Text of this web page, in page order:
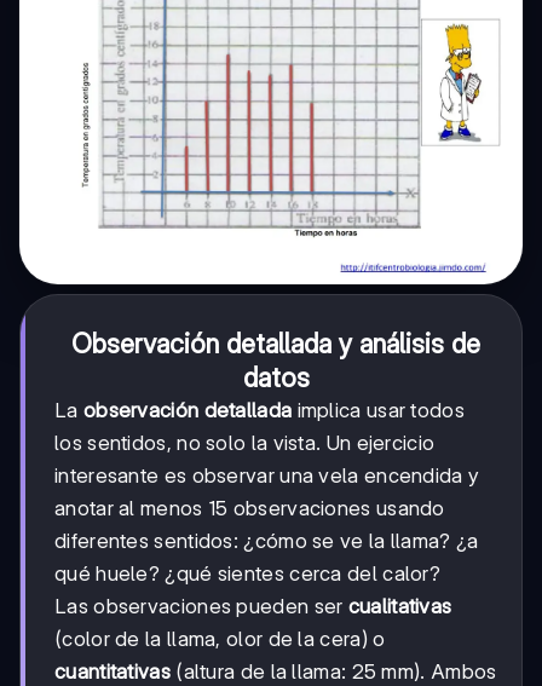
Observación detallada y análisis de
datos
La observación detallada implica usar todos
los sentidos, no solo la vista. Un ejercicio
interesante es observar una vela encendida y
anotar al menos 15 observaciones usando
diferentes sentidos: ¿cómo se ve la llama? ¿a
qué huele? ¿qué sientes cerca del calor?
Las observaciones pueden ser cualitativas
(color de la llama, olor de la cera) o
cuantitativas(altura de la llama: 25 mm). Ambos